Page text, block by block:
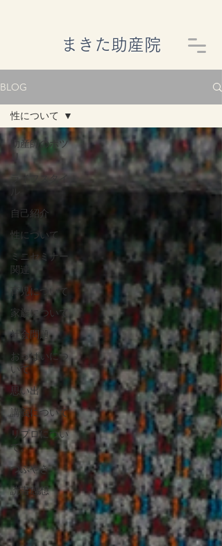
​まきた助産院
BLOG
助産師のポツ
リ
ライフスタイ
自己紹介
性について
ミニセミナー
関連
育児について
家族について
社会問題
おっぱいにつ
いて
思い出
講義について
リプロについ
て。
つぶやき
読書感想
性について